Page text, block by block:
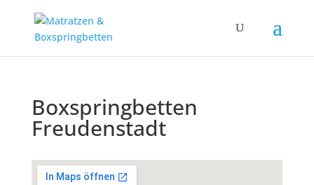
Boxspringbetten
Freudenstadt